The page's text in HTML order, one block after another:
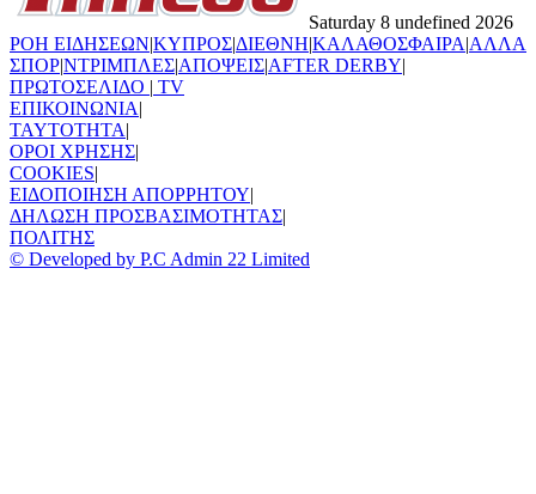
Saturday 8 undefined 2026
ΡΟΗ ΕΙΔΗΣΕΩΝ|ΚΥΠΡΟΣ|ΔΙΕΘΝΗ|ΚΑΛΑΘΟΣΦΑΙΡΑ|ΑΛΛΑ
ΣΠΟΡ|ΝΤΡΙΜΠΛΕΣ|ΑΠΟΨΕΙΣ|AFTER DERBY|
ΠΡΩΤΟΣΕΛΙΔΟ | TV
ΕΠΙΚΟΙΝΩΝΙΑ|
TAYTOTHTA|
ΟΡΟΙ ΧΡΗΣΗΣ|
COOKIES|
ΕΙΔΟΠΟΙΗΣΗ ΑΠΟΡΡΗΤΟΥ|
ΔΗΛΩΣΗ ΠΡΟΣΒΑΣΙΜΟΤΗΤΑΣ|
ΠΟΛΙΤΗΣ
© Developed by P.C Admin 22 Limited